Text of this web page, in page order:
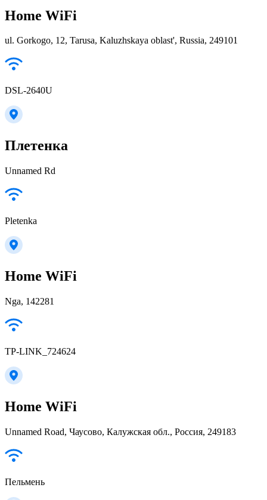
Home WiFi
ul. Gorkogo, 12, Tarusa, Kaluzhskaya oblast', Russia, 249101
DSL-2640U
Плетенка
Unnamed Rd
Pletenka
Home WiFi
Nga, 142281
TP-LINK_724624
Home WiFi
Unnamed Road, Чаусово, Калужская обл., Россия, 249183
Пельмень